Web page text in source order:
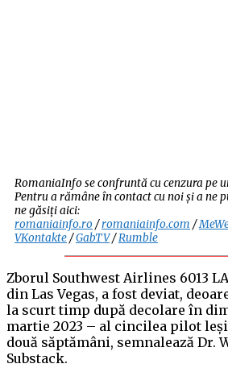
RomaniaInfo se confruntă cu cenzura pe
Pentru a rămâne în contact cu noi și a ne
ne găsiți aici:
romaniainfo.ro/romaniainfo.com /
VKontakte/GabTV/Rumble
Zborul Southwest Airlines 6013
din Las Vegas, a fost deviat,
la scurt timp după decolare în
martie 2023 – al cincilea pilot
două săptămâni, semnalează Dr.
Substack.